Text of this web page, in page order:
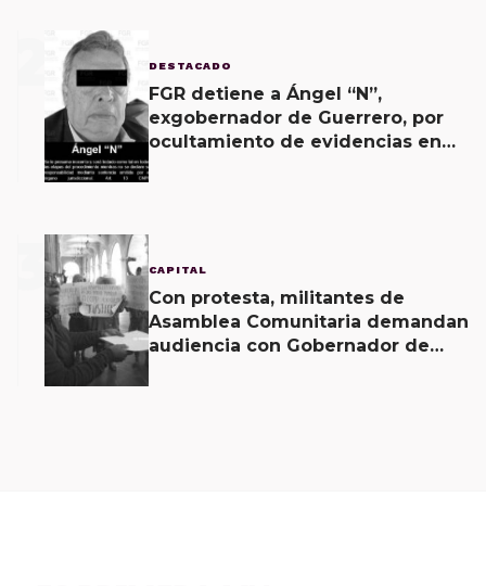
DESTACADO
FGR detiene a Ángel “N”,
exgobernador de Guerrero, por
ocultamiento de evidencias en
3 CAPITAL
Con protesta, militantes de
Asamblea Comunitaria demandan
audiencia con Gobernador de